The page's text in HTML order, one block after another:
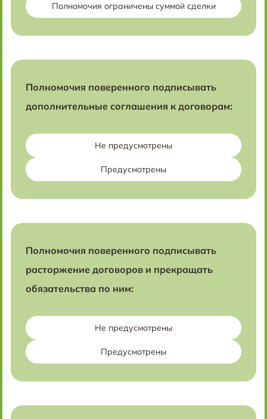
Полномочия ограничены суммой сделки
Полномочия поверенного подписывать
дополнительные соглашения к договорам:
Не предусмотрены
Предусмотрены
Полномочия поверенного подписывать
расторжение договоров и прекращать
обязательства по ним:
Не предусмотрены
Предусмотрены